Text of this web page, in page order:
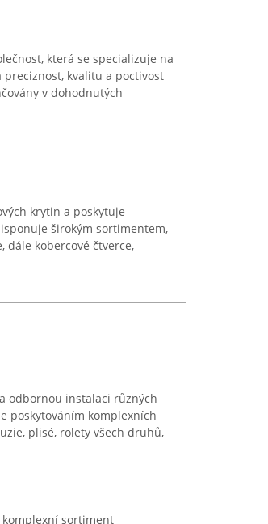
která se specializuje na
kvalitu a poctivost
v dohodnutých
krytin a poskytuje
širokým sortimentem,
dále kobercové čtverce,
odbornou instalaci různých
poskytováním komplexních
plisé, rolety všech druhů,
komplexní sortiment